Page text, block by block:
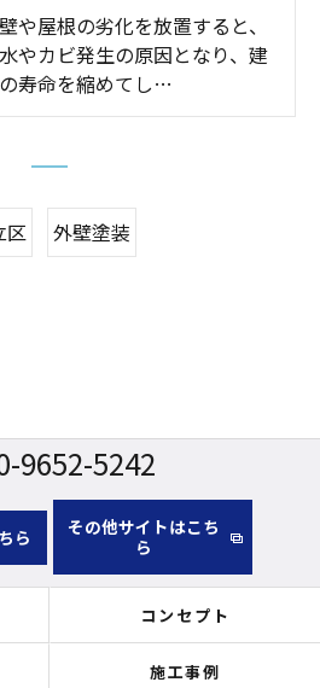
や屋根の劣化を放置すると、
やカビ発生の原因となり、建
寿命を縮めてし…
区 外壁塗装
9652-5242
ら
その他サイトはこち
ら
コンセプト
施工事例